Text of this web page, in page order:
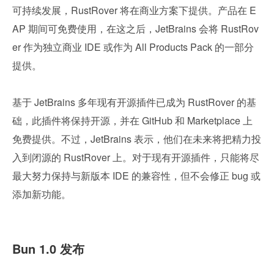
可持续发展，RustRover 将在商业方案下提供。产品在 E
AP 期间可免费使用，在这之后，JetBrains 会将 RustRov
er 作为独立商业 IDE 或作为 All Products Pack 的一部分
提供。
基于 JetBrains 多年现有开源插件已成为 RustRover 的基
础，此插件将保持开源，并在 GitHub 和 Marketplace 上
免费提供。不过，JetBrains 表示，他们在未来将把精力投
入到闭源的 RustRover 上。对于现有开源插件，只能将尽
最大努力保持与新版本 IDE 的兼容性，但不会修正 bug 或
添加新功能。
Bun 1.0 发布